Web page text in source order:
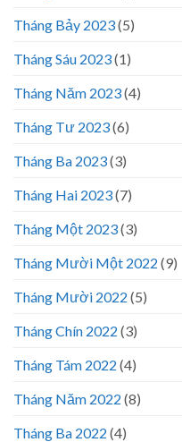
Tháng Bảy 2023(5)
Tháng Sáu 2023(1)
Tháng Năm 2023(4)
Tháng Tư 2023(6)
Tháng Ba 2023(3)
Tháng Hai 2023(7)
Tháng Một 2023(3)
Tháng Mười Một 2022 (9)
Tháng Mười 2022 (5)
Tháng Chín 2022 (3)
Tháng Tám 2022 (4)
Tháng Năm 2022 (8)
Tháng Ba 2022 (4)